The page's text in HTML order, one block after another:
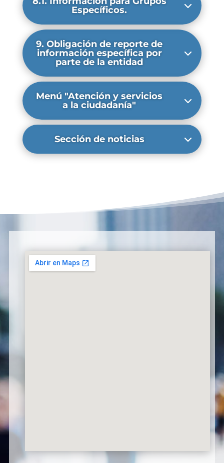
Específicos.
9. Obligación de reporte de
información específica por
parte de la entidad
Menú "Atención y servicios
a la ciudadanía"
Sección de noticias